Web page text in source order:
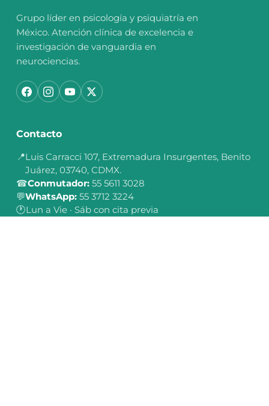
Grupo líder en psicología y psiquiatría en
México. Atención clínica de excelencia e
investigación de vanguardia en
neurociencias.
Contacto
📍Luis Carracci 107, Extremadura Insurgentes, Benito
Juárez, 03740, CDMX.
☎Conmutador:55 5611 3028
💬WhatsApp:55 3712 3224
🕐Lun a Vie · Sáb con cita previa